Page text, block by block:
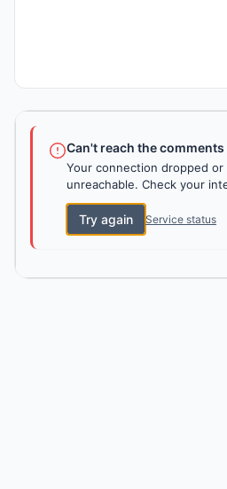
Can't reach the
Your connection dropped
unreachable. Check your
Try again Service status